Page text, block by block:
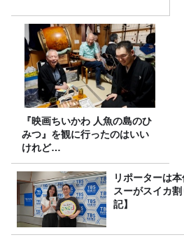
『映画ちいかわ 人魚の島のひ
みつ』を観に行ったのはいい
けれど…
リポーターは
スーがスイカ
記】